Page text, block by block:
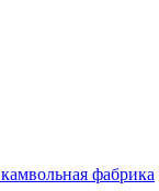
фабрика